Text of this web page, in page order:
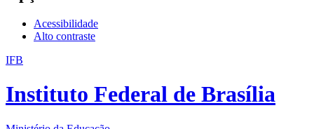
Acessibilidade
Alto contraste
IFB
Instituto Federal de Brasília